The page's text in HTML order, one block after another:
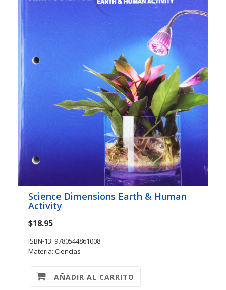
Science Dimensions Earth & Human
Activity
$18.95
ISBN-13: 9780544861008
Materia: Ciencias
AÑADIR AL CARRITO